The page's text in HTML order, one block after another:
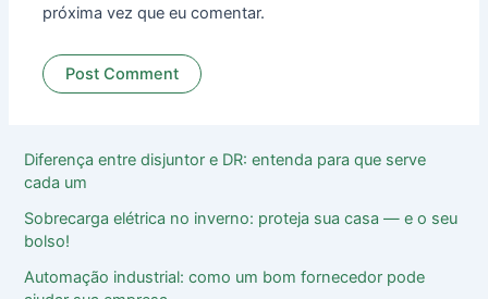
próxima vez que eu comentar.
Diferença entre disjuntor e DR: entenda para que serve
cada um
Sobrecarga elétrica no inverno: proteja sua casa ― e o seu
bolso!
Automação industrial: como um bom fornecedor pode